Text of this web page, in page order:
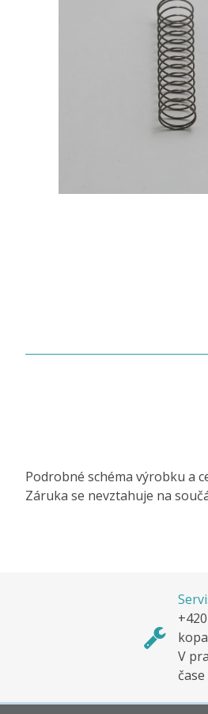
Podrobné schéma výrobku a
Záruka se nevztahuje na
V